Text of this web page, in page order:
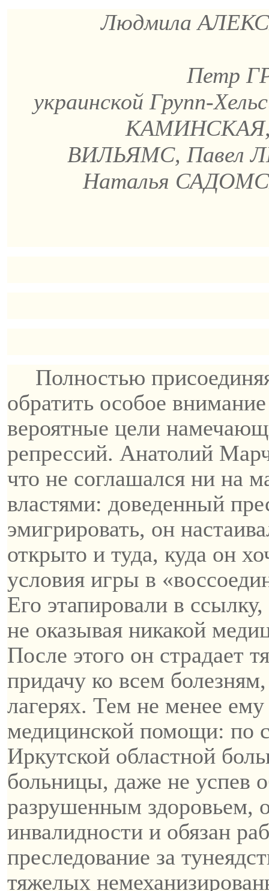
Людмила
Петр
украинской Групп-
КАМИНСКАЯ,
ВИЛЬЯМС, Павел
Наталья
Полностью
обратить особое
вероятные цели
репрессий. Анатолий
что не соглашался ни на
властями: доведенный
эмигрировать, он
открыто и туда, куда он
условия игры в
Его этапировали в
не оказывая никакой
После этого он страдает
придачу ко всем
лагерях. Тем не менее ему
медицинской помощи: по
Иркутской областной
больницы, даже не успев
разрушенным здоровьем,
инвалидности и обязан
преследование за
тяжелых